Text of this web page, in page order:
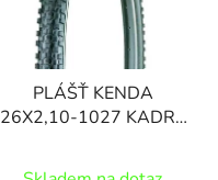
PLÁŠŤ KENDA
26X2,10-1027 KADRE